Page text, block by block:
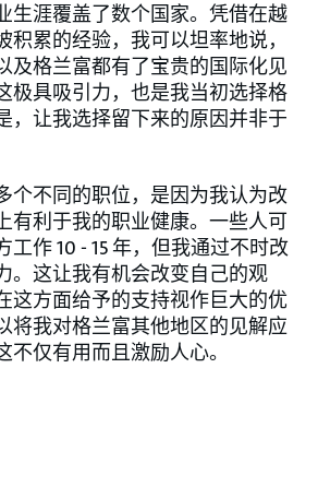
生涯覆盖了数个国家。凭借在越
积累的经验，我可以坦率地说，
及格兰富都有了宝贵的国际化见
极具吸引力，也是我当初选择格
，让我选择留下来的原因并非于
个不同的职位，是因为我认为改
有利于我的职业健康。一些人可
工作 10 - 15 年，但我通过不时改
。这让我有机会改变自己的观
这方面给予的支持视作巨大的优
将我对格兰富其他地区的见解应
不仅有用而且激励人心。